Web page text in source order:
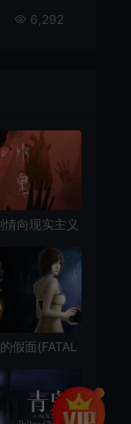
6,292
情向现实主义
下载
假面(FATAL
修
风恐怖冒险游